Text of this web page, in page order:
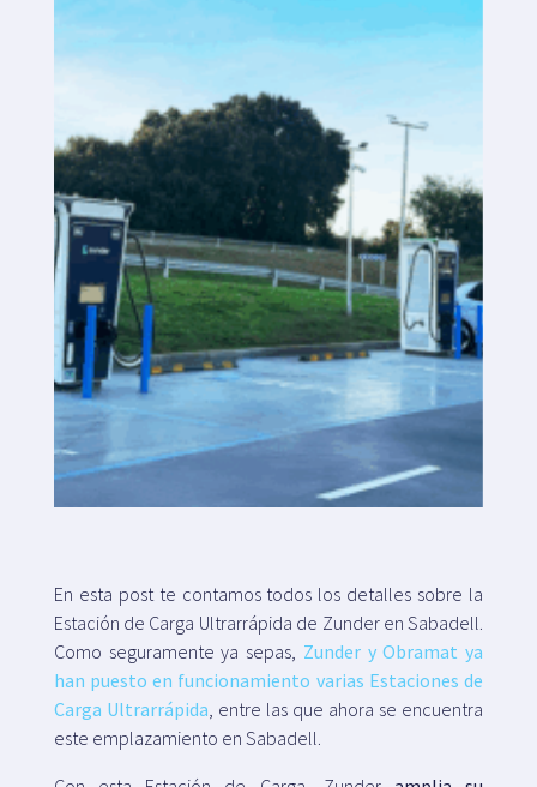
Beneficios
Buscamos ubicaciones
¿Qué buscamos?
¿Qué ofrecemos?
Proponer ubicación
Mapa
Blog
Atención al cliente
En esta post te contamos todos los detalles sobre la
Estación de Carga Ultrarrápida de Zunder en Sabadell.
Como seguramente ya sepas, Zunder y Obramat ya
han puesto en funcionamiento varias Estaciones de
Carga Ultrarrápida, entre las que ahora se encuentra
este emplazamiento en Sabadell.